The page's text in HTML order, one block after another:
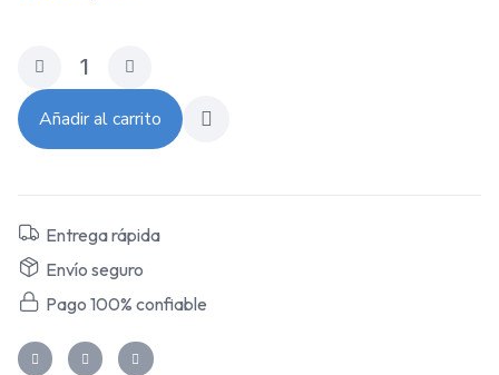
Añadir al carrito
Entrega rápida
Envío seguro
Pago 100% confiable